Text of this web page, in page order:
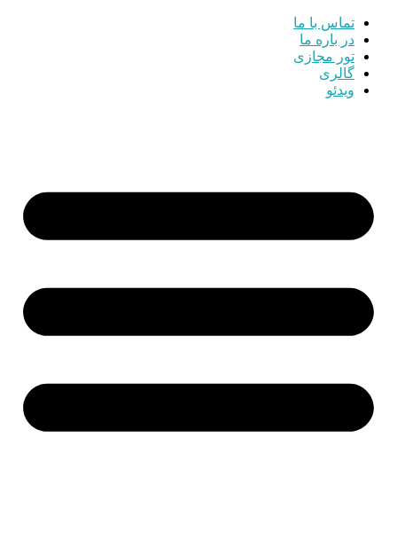
تماس با ما
در باره ما
تور مجازی
گالری
ویدئو